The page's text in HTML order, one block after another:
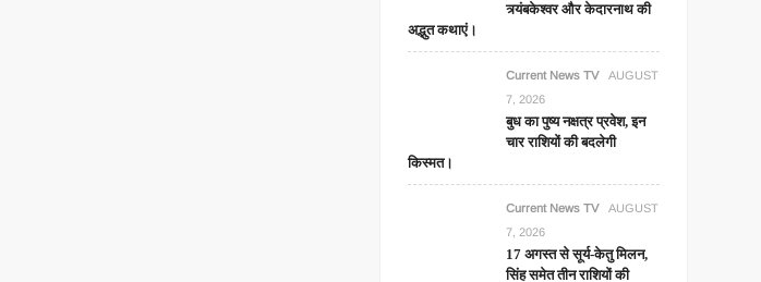
त्र्यंबकेश्वर और केदारनाथ की
अद्भुत कथाएं।
Current News TV
AUGUST
7, 2026
बुध का पुष्य नक्षत्र प्रवेश, इन
चार राशियों की बदलेगी
किस्मत।
Current News TV
AUGUST
7, 2026
17 अगस्त से सूर्य-केतु मिलन,
सिंह समेत तीन राशियों की